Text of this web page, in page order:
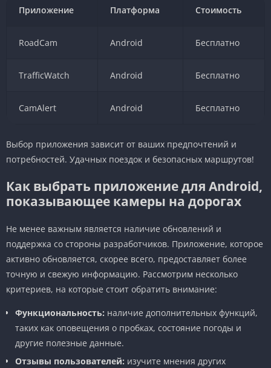
Приложение Платформа Стоимость
RoadCam Android Бесплатно
TrafficWatch Android Бесплатно
CamAlert Android Бесплатно
Выбор приложения зависит от ваших предпочтений и
потребностей. Удачных поездок и безопасных маршрутов!
Как выбрать приложение для Android,
показывающее камеры на дорогах
Не менее важным является наличие обновлений и
поддержка со стороны разработчиков. Приложение, которое
активно обновляется, скорее всего, предоставляет более
точную и свежую информацию. Рассмотрим несколько
критериев, на которые стоит обратить внимание:
Функциональность: наличие дополнительных функций,
таких как оповещения о пробках, состояние погоды и
другие полезные данные.
Отзывы пользователей: изучите мнения других